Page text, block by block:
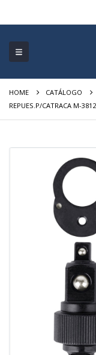
HOME CATÁLOGO
REPUES.P/CATRACA M-